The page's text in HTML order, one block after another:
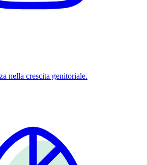
nella crescita genitoriale.